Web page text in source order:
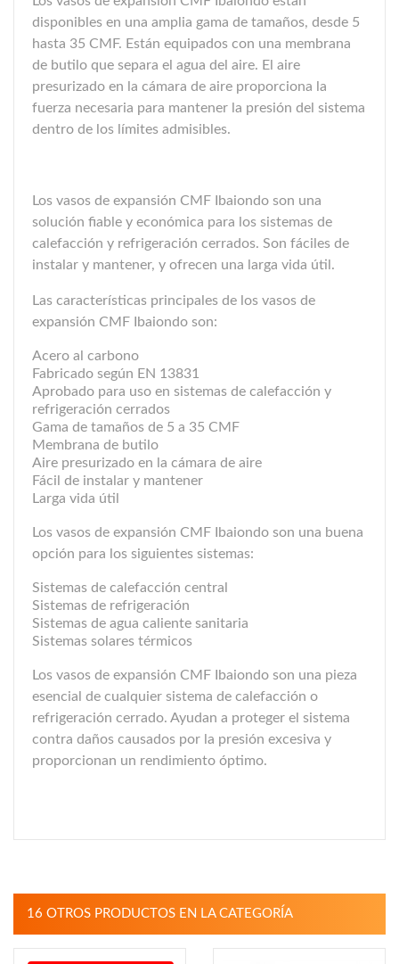
disponibles en una amplia gama de tamaños, desde 5
hasta 35 CMF. Están equipados con una membrana
de butilo que separa el agua del aire. El aire
presurizado en la cámara de aire proporciona la
fuerza necesaria para mantener la presión del sistema
dentro de los límites admisibles.
Los vasos de expansión CMF Ibaiondo son una
solución fiable y económica para los sistemas de
calefacción y refrigeración cerrados. Son fáciles de
instalar y mantener, y ofrecen una larga vida útil.
Las características principales de los vasos de
expansión CMF Ibaiondo son:
Acero al carbono
Fabricado según EN 13831
Aprobado para uso en sistemas de calefacción y
refrigeración cerrados
Gama de tamaños de 5 a 35 CMF
Membrana de butilo
Aire presurizado en la cámara de aire
Fácil de instalar y mantener
Larga vida útil
Los vasos de expansión CMF Ibaiondo son una buena
opción para los siguientes sistemas:
Sistemas de calefacción central
Sistemas de refrigeración
Sistemas de agua caliente sanitaria
Sistemas solares térmicos
Los vasos de expansión CMF Ibaiondo son una pieza
esencial de cualquier sistema de calefacción o
refrigeración cerrado. Ayudan a proteger el sistema
contra daños causados por la presión excesiva y
proporcionan un rendimiento óptimo.
16 OTROS PRODUCTOS EN LA CATEGORÍA